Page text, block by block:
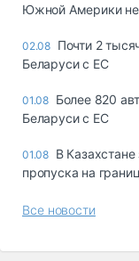
Южной Америки не
02.08 Почти 2
Беларуси с ЕС
01.08 Более 820
Беларуси с ЕС
01.08 В
пропуска на
Все новости